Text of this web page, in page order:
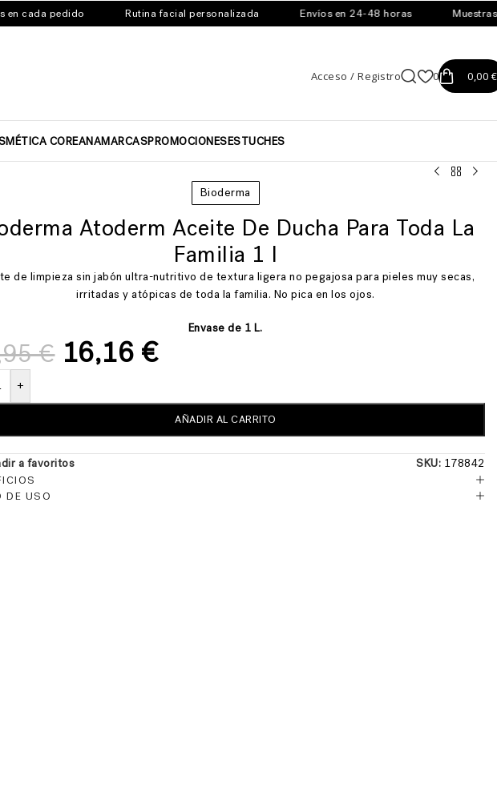
cada pedido Rutina facial personalizada Envíos en 24-48 horas Muestras
Acceso / Registro 0 0,00 €
COREANAMARCASPROMOCIONESESTUCHES
Bioderma
Atoderm Aceite De Ducha Para Toda La
Familia 1 l
de limpieza sin jabón ultra-nutritivo de textura ligera no pegajosa para pieles muy secas,
irritadas y atópicas de toda la familia. No pica en los ojos.
Envase de 1 L.
€ 16,16 €
+
AÑADIR AL CARRITO
a favoritos SKU: 178842
DE USO